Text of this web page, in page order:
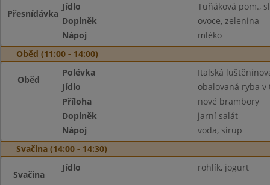
Přesnídávka
Jídlo
Tuňáková pom.,
Doplněk
ovoce, zelenina
Nápoj
mléko
Oběd (11:00 - 14:00)
Oběd
Polévka
Italská
Jídlo
obalovaná ryba v
Příloha
nové brambory
Doplněk
jarní salát
Nápoj
voda, sirup
Svačina (14:00 - 14:30)
Svačina
Jídlo rohlík, jogurt